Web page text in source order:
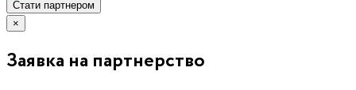
Стати партнером
×
Заявка на партнерство